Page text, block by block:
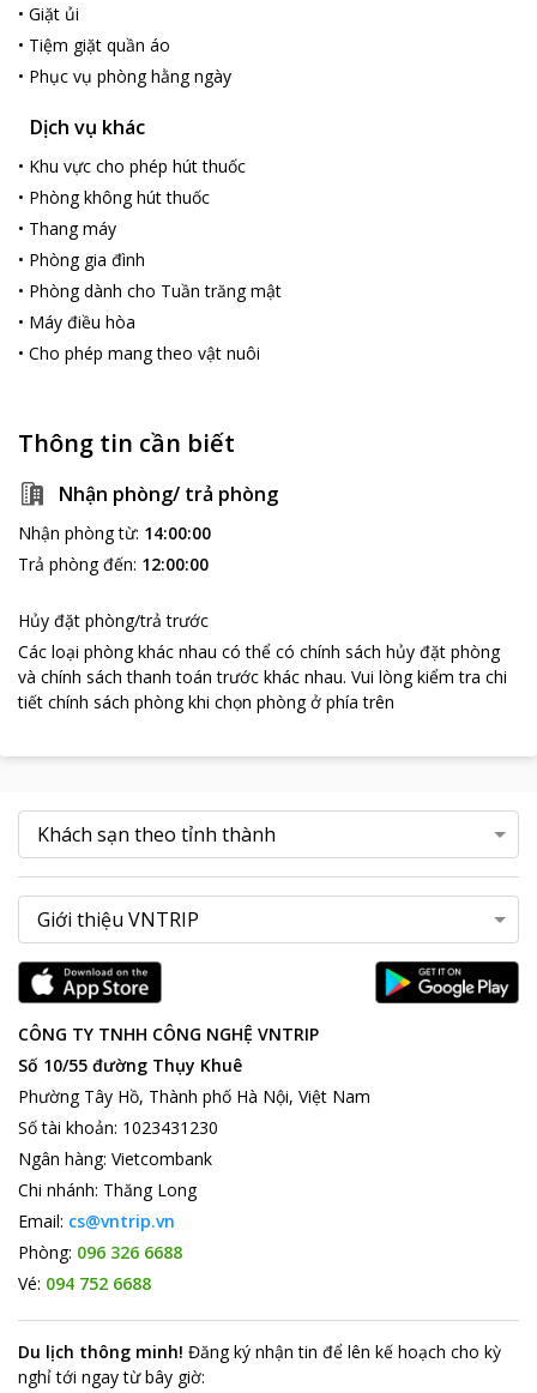
• Giặt ủi
• Tiệm giặt quần áo
• Phục vụ phòng hằng ngày
Dịch vụ khác
• Khu vực cho phép hút thuốc
• Phòng không hút thuốc
• Thang máy
• Phòng gia đình
• Phòng dành cho Tuần trăng mật
• Máy điều hòa
• Cho phép mang theo vật nuôi
Thông tin cần biết
Nhận phòng/ trả phòng
Nhận phòng từ: 14:00:00
Trả phòng đến: 12:00:00
Hủy đặt phòng/trả trước
Các loại phòng khác nhau có thể có chính sách hủy đặt phòng
và chính sách thanh toán trước khác nhau. Vui lòng kiểm tra chi
tiết chính sách phòng khi chọn phòng ở phía trên
CÔNG TY TNHH CÔNG NGHỆ VNTRIP
Số 10/55 đường Thụy Khuê
Phường Tây Hồ, Thành phố Hà Nội, Việt Nam
Số tài khoản: 1023431230
Ngân hàng: Vietcombank
Chi nhánh: Thăng Long
Email: cs@vntrip.vn
Phòng: 096 326 6688
Vé: 094 752 6688
Du lịch thông minh! Đăng ký nhận tin để lên kế hoạch cho kỳ
nghỉ tới ngay từ bây giờ: